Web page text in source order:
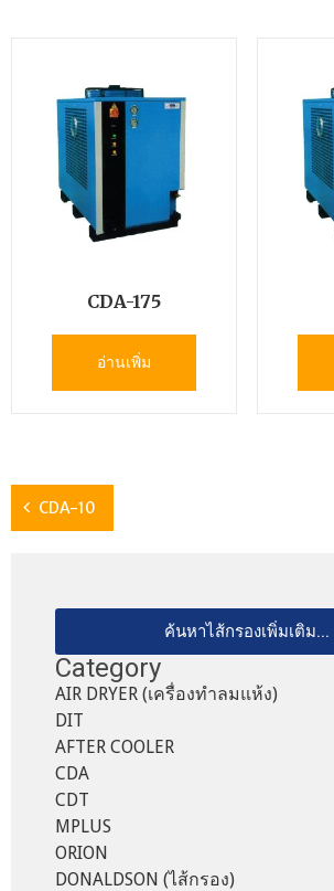
CDA-175
อ่านเพิ่ม
CDA-10
ค้นหาไส้กรองเพิ่มเติม...
Category
AIR DRYER (เครื่องทำลมแห้ง)
DIT
AFTER COOLER
CDA
CDT
MPLUS
ORION
DONALDSON (ไส้กรอง)